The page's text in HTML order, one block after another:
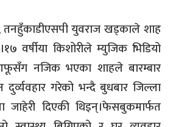
तनहुँकाडीएसपी युवराज खड्काले शाह
वर्षीया किशोरीले म्युजिक भिडियो
नजिक भएका शाहले बारम्बार
गरेको भन्दै बुधबार जिल्ला
जाहेरी दिएकी थिइन्।फेसबुकमार्फत